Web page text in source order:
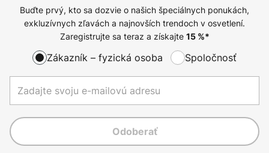
Buďte prvý, kto sa dozvie o našich špeciálnych ponukách,
exkluzívnych zľavách a najnovších trendoch v osvetlení.
Zaregistrujte sa teraz a získajte 15%*
Zákazník – fyzická osoba Spoločnosť
Odoberať